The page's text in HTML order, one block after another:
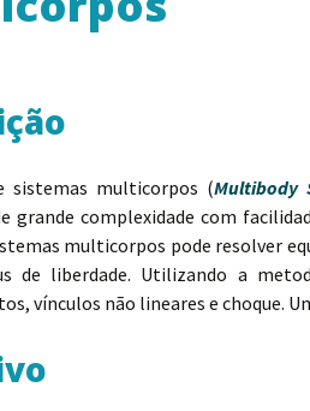
sistemas multicorpos (Multibody
grande complexidade com
multicorpos pode resolver
de liberdade. Utilizando a
vínculos não lineares e choque.